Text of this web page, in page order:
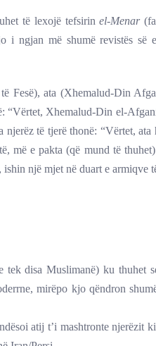
të lexojë tefsirinel-Menar
i ngjan më shumë revistës së
Fesë), ata (Xhemalud-Din
“Vërtet, Xhemalud-Din el-
të tjerë thonë: “Vërtet,
më e pakta (që mund të
një mjet në duart e armiqve
disa Muslimanë) ku thuhet
mirëpo kjo qëndron
atij t’i mashtronte njerëzit